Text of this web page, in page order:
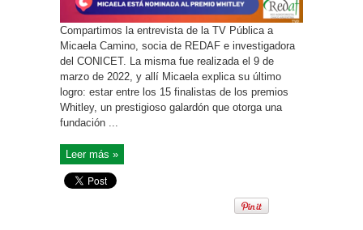
Compartimos la entrevista de la TV Pública a
Micaela Camino, socia de REDAF e investigadora
del CONICET. La misma fue realizada el 9 de
marzo de 2022, y allí Micaela explica su último
logro: estar entre los 15 finalistas de los premios
Whitley, un prestigioso galardón que otorga una
fundación ...
Leer más »